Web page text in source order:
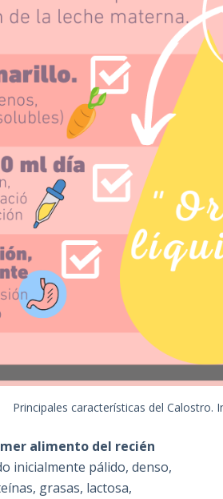
Principales características del Calostro.
alimento del recién
inicialmente pálido, denso,
grasas, lactosa,